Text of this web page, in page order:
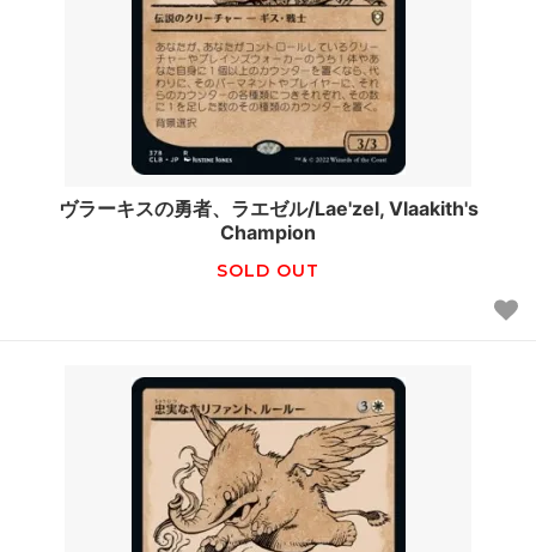
ヴラーキスの勇者、ラエゼル/Lae'zel, Vlaakith's
Champion
SOLD OUT